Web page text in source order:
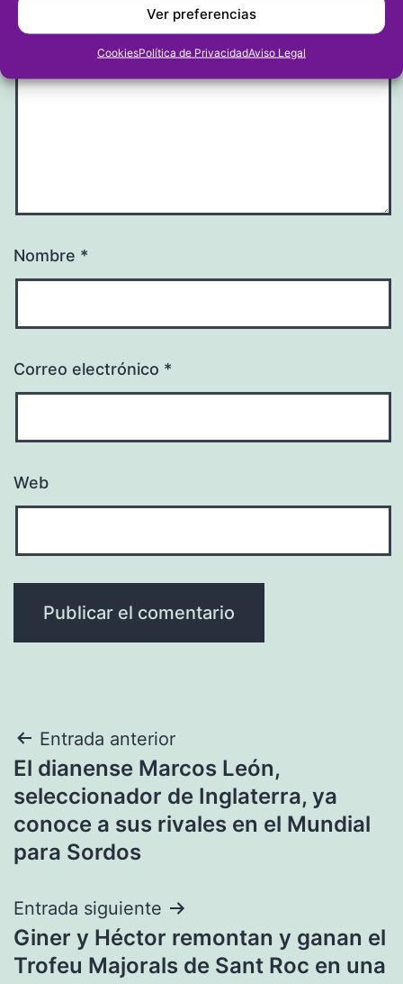
Ver preferencias
CookiesPolítica de PrivacidadAviso Legal
Comentario*
Nombre *
Correo electrónico *
Web
Navegación
de
entradas
Entrada anterior
El dianense Marcos León,
seleccionador de Inglaterra, ya
conoce a sus rivales en el Mundial
para Sordos
Entrada siguiente
Giner y Héctor remontan y ganan el
Trofeu Majorals de Sant Roc en una